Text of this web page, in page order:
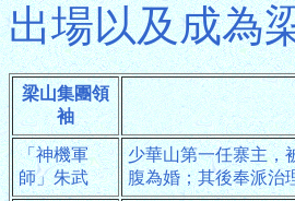
出場以及成為
梁山集團領
袖
「神機軍
師」朱武
少華山第一任寨主，
腹為婚；其後奉派治